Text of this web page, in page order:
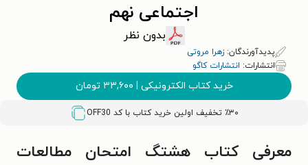
اجتماعی نهم
بدون نظر
پدیدآورندگان: زهرا مروتی
انتشارات: انتشارات کاگو
خرید کتاب الکترونیکی | ۳۳,۶۰۰ تومان
٪۳۰ تخفیف اولین خرید کتاب با کد OFF30
معرفی کتاب هشتگ امتحان مطالعات